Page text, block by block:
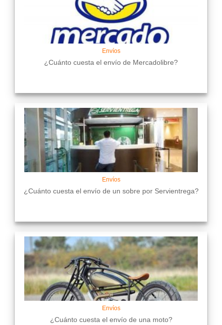
Envíos
¿Cuánto cuesta el envío de Mercadolibre?
Envíos
¿Cuánto cuesta el envío de un sobre por Servientrega?
Envíos
¿Cuánto cuesta el envío de una moto?